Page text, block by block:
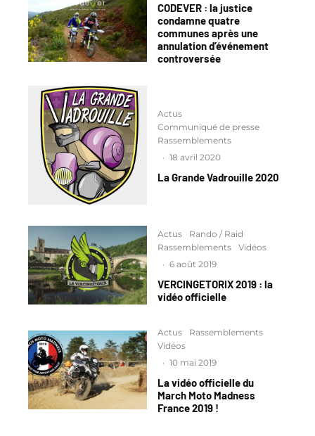
CODEVER : la justice
condamne quatre
communes après une
annulation d’événement
controversée
Actus
Communiqué de presse
Rassemblements
· 18 avril 2020
La Grande Vadrouille 2020
Actus
Rando / Raid
Rassemblements
Vidéos
· 6 août 2019
VERCINGETORIX 2019 : la
vidéo officielle
Actus
Rassemblements
Vidéos
· 10 mai 2019
La vidéo officielle du
March Moto Madness
France 2019 !